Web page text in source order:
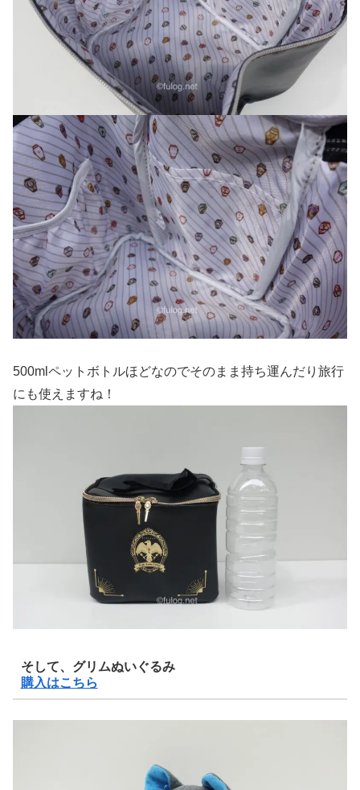
500mlペットボトルほどなのでそのまま持ち運んだり旅行
にも使えますね！
そして、グリムぬいぐるみ
購入はこちら